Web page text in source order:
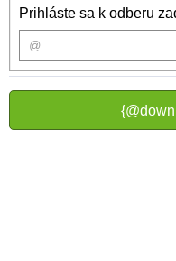
Prihláste sa k odberu